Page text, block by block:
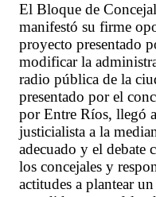
El Bloque de
manifestó su firme
proyecto presentado
modificar la
radio pública de la
presentado por el
por Entre Ríos, llegó
justicialista a la
adecuado y el debate
los concejales y
actitudes a plantear